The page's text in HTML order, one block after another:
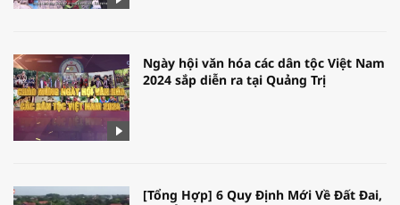
Ngày hội văn hóa các dân tộc Việt Nam
2024 sắp diễn ra tại Quảng Trị
[Tổng Hợp] 6 Quy Định Mới Về Đất Đai,